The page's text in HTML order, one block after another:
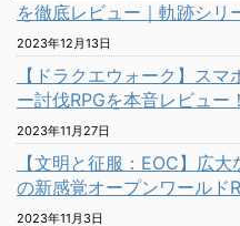
を徹底レビュー｜軌跡シリ
2023年12月13日
【ドラクエウォーク】ス
ー討伐RPGを本音レビュー！
2023年11月27日
【文明と征服：EOC】広
の新感覚オープンワールド
2023年11月3日